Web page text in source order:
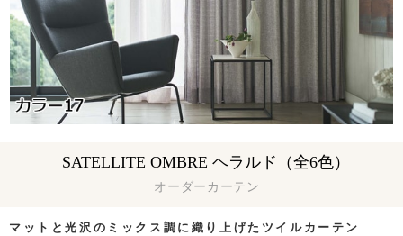
マットと光沢のミックス調に織り上げたツイルカーテン
オーダーカーテン
SATELLITE OMBRE ヘラルド（全6色）